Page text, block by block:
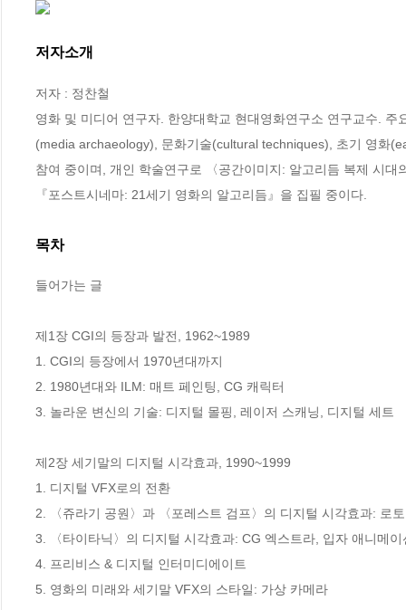
저자소개
저자 : 정찬철
영화 및 미디어 연구자. 한양대학교 현대영화연구소 연구교수.
(media archaeology), 문화기술(cultural techniques), 초기 영화
참여 중이며, 개인 학술연구로 〈공간이미지: 알고리듬 복제 시
『포스트시네마: 21세기 영화의 알고리듬』을 집필 중이다.
목차
들어가는 글
제1장 CGI의 등장과 발전, 1962~1989
1. CGI의 등장에서 1970년대까지
2. 1980년대와 ILM: 매트 페인팅, CG 캐릭터
3. 놀라운 변신의 기술: 디지털 몰핑, 레이저 스캐닝, 디지털 세트
제2장 세기말의 디지털 시각효과, 1990~1999
1. 디지털 VFX로의 전환
2. 〈쥬라기 공원〉과 〈포레스트 검프〉의 디지털 시각효과: 로
3. 〈타이타닉〉의 디지털 시각효과: CG 엑스트라, 입자 애니메이
4. 프리비스 & 디지털 인터미디에이트
5. 영화의 미래와 세기말 VFX의 스타일: 가상 카메라